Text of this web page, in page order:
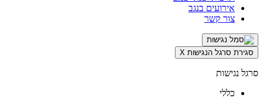
אירועים בנגב
צור קשר
סגירת סרגל הנגישות X
סרגל נגישות
כללי